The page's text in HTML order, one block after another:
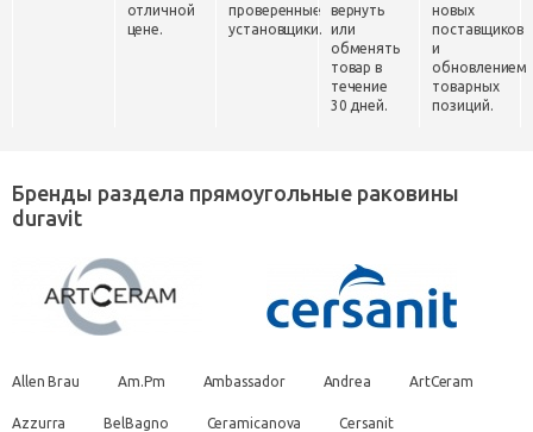
отличной
цене.
проверенные
установщики.
вернуть
или
обменять
товар в
течение
30 дней.
новых
поставщиков
и
обновлением
товарных
позиций.
Бренды раздела прямоугольные раковины
duravit
Allen Brau Am.Pm Ambassador Andrea ArtCeram
Azzurra BelBagno Ceramicanova Cersanit